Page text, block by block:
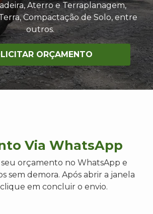
Aterro e Terraplanagem,
Compactação de Solo, entre
outros.
ORÇAMENTO
Via WhatsApp
orçamento no WhatsApp e
sem demora. Após abrir a janela
em concluir o envio.